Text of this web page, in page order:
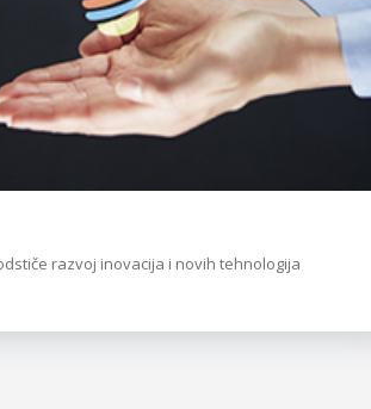
razvoj inovacija i novih tehnologija